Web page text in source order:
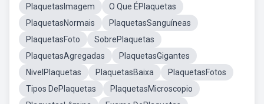
PlaquetasImagem
O Que ÉPlaquetas
PlaquetasNormais
PlaquetasSanguíneas
PlaquetasFoto
SobrePlaquetas
PlaquetasAgregadas
PlaquetasGigantes
NivelPlaquetas
PlaquetasBaixa
PlaquetasFotos
Tipos DePlaquetas
PlaquetasMicroscopio